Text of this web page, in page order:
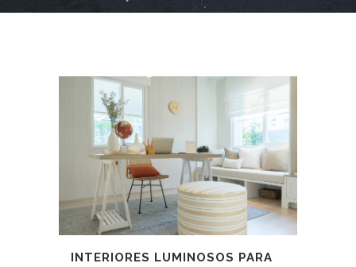
INTERIORES LUMINOSOS PARA